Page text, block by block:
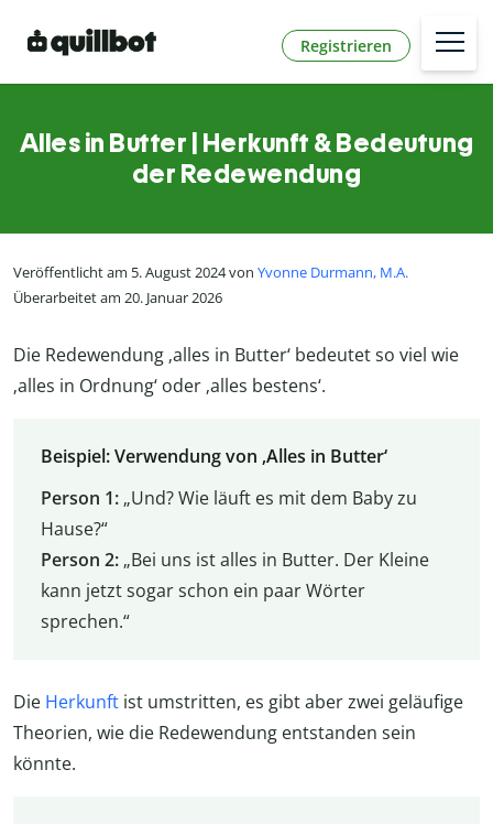
Registrieren
Alles in Butter | Herkunft & Bedeutung
der Redewendung
Veröffentlicht am 5. August 2024 von Yvonne Durmann, M.A.
Überarbeitet am 20. Januar 2026
Die Redewendung ‚alles in Butter‘ bedeutet so viel wie
‚alles in Ordnung‘ oder ‚alles bestens‘.
Beispiel: Verwendung von ‚Alles in Butter‘
Person 1:„Und? Wie läuft es mit dem Baby zu
Hause?“
Person 2:„Bei uns ist alles in Butter. Der Kleine
kann jetzt sogar schon ein paar Wörter
sprechen.“
Die Herkunft ist umstritten, es gibt aber zwei geläufige
Theorien, wie die Redewendung entstanden sein
könnte.